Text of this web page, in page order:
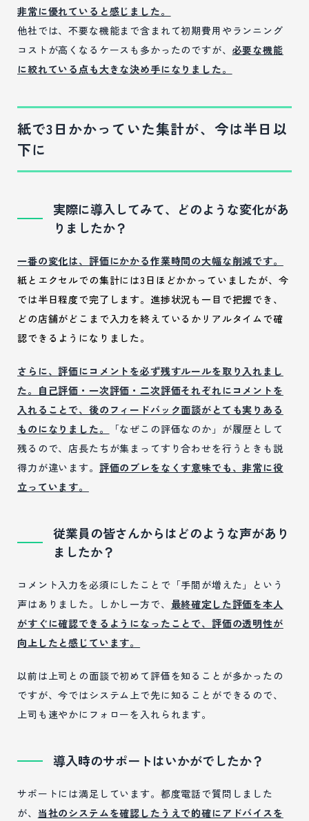
非常に優れていると感じました。
他社では、不要な機能まで含まれて初期費用やランニング
コストが高くなるケースも多かったのですが、 必要な機能
に絞れている点も大きな決め手になりました。
紙で3日かかっていた集計が、今は半日以
下に
実際に導入してみて、どのような変化があ
りましたか？
一番の変化は、評価にかかる作業時間の大幅な削減です。
紙とエクセルでの集計には3日ほどかかっていましたが、今
では半日程度で完了します。 進捗状況も一目で把握でき、
どの店舗がどこまで入力を終えているかリアルタイムで確
認できるようになりました。
さらに、評価にコメントを必ず残すルールを取り入れまし
た。自己評価・一次評価・二次評価それぞれにコメントを
入れることで、後の フィードバック面談がとても実りある
ものになりました。
「なぜこの評価なのか」が履歴として
残るので、店長たちが集まってすり合わせを行うときも説
得力が違います。 評価のブレをなくす意味でも、非常に役
立っています。
従業員の皆さんからはどのような声があり
ましたか？
コメント入力を必須にしたことで「手間が増えた」という
声はありました。しかし一方で、 最終確定した評価を本人
がすぐに確認できるようになったことで、評価の透明性が
向上したと感じています。
以前は上司との面談で初めて評価を知ることが多かったの
ですが、今ではシステム上で先に知ることができるので、
上司も速やかにフォローを入れられます。
導入時のサポートはいかがでしたか？
サポートには満足しています。都度電話で質問しました
が、 当社のシステムを確認したうえで的確にアドバイスを